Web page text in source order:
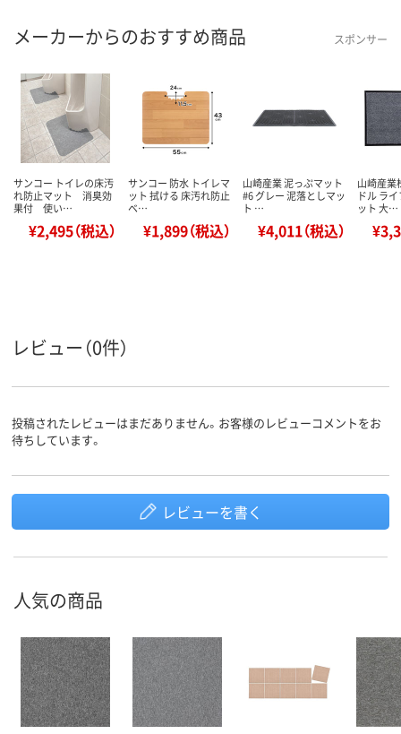
メーカーからのおすすめ商品 スポンサー
サンコー トイレの床汚
れ防止マット 消臭効
果付 使い…
¥2,495（税込）
サンコー 防水 トイレマ
ット 拭ける 床汚れ防止
ベ…
¥1,899（税込）
山崎産業 泥っぷマット
#6 グレー 泥落としマッ
ト …
¥4,011（税込）
山崎産業
ドル ラ
ット 大…
レビュー（0件）
投稿されたレビューはまだありません。お客様のレビューコメントをお
待ちしています。
レビューを書く
人気の商品